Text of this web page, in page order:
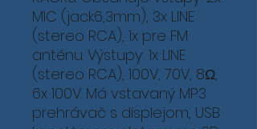
MIC (jack6,3mm), 3x LINE
(stereo RCA), 1x pre FM
anténu. Výstupy: 1x LINE
(stereo RCA), 100V, 70V, 8Ω,
6x 100V. Má vstavaný MP3
prehrávač s displejom, USB